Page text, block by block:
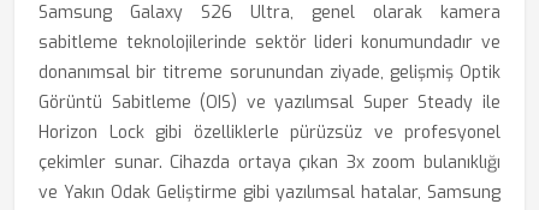
Samsung Galaxy S26 Ultra, genel olarak kamera
sabitleme teknolojilerinde sektör lideri konumundadır ve
donanımsal bir titreme sorunundan ziyade, gelişmiş Optik
Görüntü Sabitleme (OIS) ve yazılımsal Super Steady ile
Horizon Lock gibi özelliklerle pürüzsüz ve profesyonel
çekimler sunar. Cihazda ortaya çıkan 3x zoom bulanıklığı
ve Yakın Odak Geliştirme gibi yazılımsal hatalar, Samsung